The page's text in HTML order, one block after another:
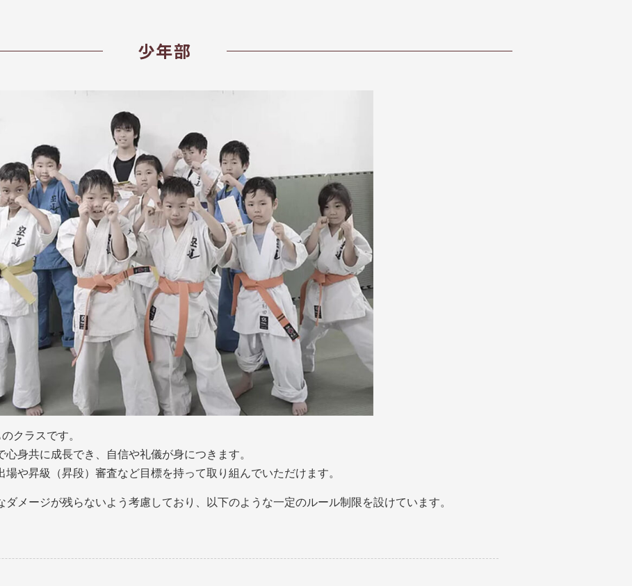
少年部
クラスです。
身共に成長でき、自信や礼儀が身につきます。
や昇級（昇段）審査など目標を持って取り組んでいただけます。
メージが残らないよう考慮しており、以下のような一定のルール制限を設けています。